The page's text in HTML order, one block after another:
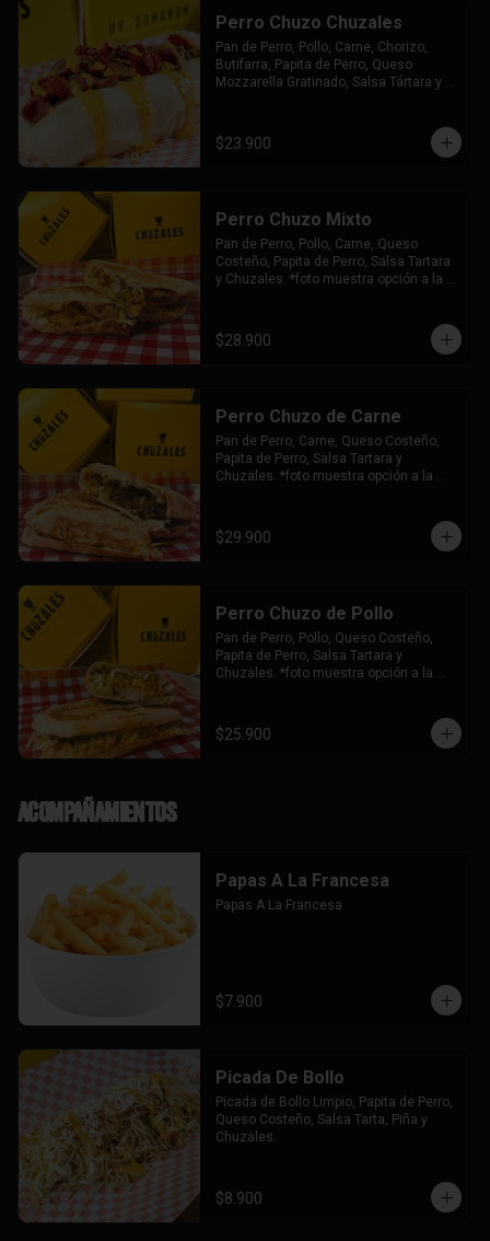
Perro Chuzo Chuzales
Pan de Perro, Pollo, Carne, Chorizo,
Butifarra, Papita de Perro, Queso
Mozzarella Gratinado, Salsa Tártara y
$23.900
Perro Chuzo Mixto
Pan de Perro, Pollo, Carne, Queso
Costeño, Papita de Perro, Salsa Tartara
y Chuzales. *foto muestra opción a la
$28.900
Perro Chuzo de Carne
Pan de Perro, Carne, Queso Costeño,
Papita de Perro, Salsa Tartara y
Chuzales. *foto muestra opción a la
$29.900
Perro Chuzo de Pollo
Pan de Perro, Pollo, Queso Costeño,
Papita de Perro, Salsa Tartara y
Chuzales. *foto muestra opción a la
$25.900
Acompañamientos
Papas A La Francesa
Papas A La Francesa
$7.900
Picada De Bollo
Picada de Bollo Limpio, Papita de Perro,
Queso Costeño, Salsa Tarta, Piña y
Chuzales.
$8.900